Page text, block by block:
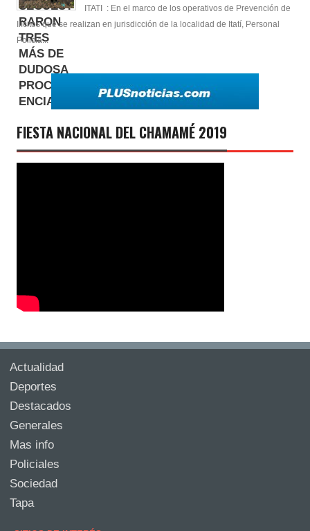
ITATI : En el marco de los operativos de Prevención de
Ilícitos que se realizan en jurisdicción de la localidad de Itatí, Personal
Policia...
FIESTA NACIONAL DEL CHAMAMÉ 2019
Actualidad
Deportes
Destacados
Generales
Mas info
Policiales
Sociedad
Tapa